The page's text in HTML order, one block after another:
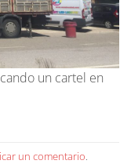
un cartel en
un comentario.